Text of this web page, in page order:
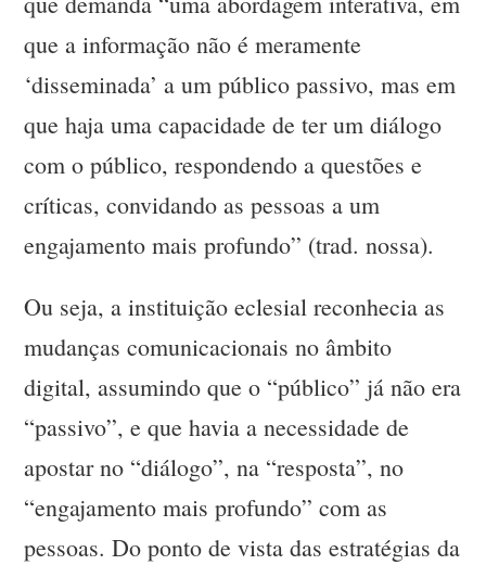
que a informação não é meramente
‘disseminada’ a um público passivo, mas em
que haja uma capacidade de ter um diálogo
com o público, respondendo a questões e
críticas, convidando as pessoas a um
engajamento mais profundo” (trad. nossa).
Ou seja, a instituição eclesial reconhecia as
mudanças comunicacionais no âmbito
digital, assumindo que o “público” já não era
“passivo”, e que havia a necessidade de
apostar no “diálogo”, na “resposta”, no
“engajamento mais profundo” com as
pessoas. Do ponto de vista das estratégias da